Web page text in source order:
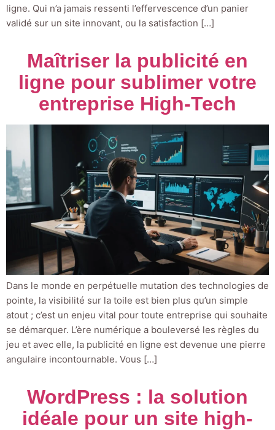
ligne. Qui n’a jamais ressenti l’effervescence d’un panier
validé sur un site innovant, ou la satisfaction […]
Maîtriser la publicité en
ligne pour sublimer votre
entreprise High-Tech
Dans le monde en perpétuelle mutation des technologies de
pointe, la visibilité sur la toile est bien plus qu’un simple
atout ; c’est un enjeu vital pour toute entreprise qui souhaite
se démarquer. L’ère numérique a bouleversé les règles du
jeu et avec elle, la publicité en ligne est devenue une pierre
angulaire incontournable. Vous […]
WordPress : la solution
idéale pour un site high-